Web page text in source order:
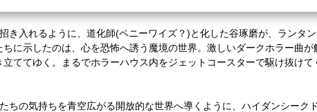
き入れるように、道化師(ペニーワイズ？)と化した谷琢磨が、ランタ
に示したのは、心を恐怖へ誘う魔境の世界。激しいダークホラー曲
ててゆく。まるでホラーハウス内をジェットコースターで駆け抜けて
ちの気持ちを青空広がる開放的な世界へ導くように、ハイダンシー